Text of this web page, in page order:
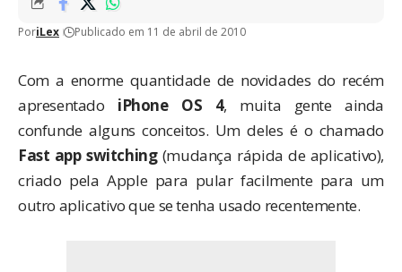
PoriLex Publicado em 11 de abril de 2010
Com a enorme quantidade de novidades do recém
apresentado iPhone OS 4, muita gente ainda
confunde alguns conceitos. Um deles é o chamado
Fast app switching(mudança rápida de aplicativo),
criado pela Apple para pular facilmente para um
outro aplicativo que se tenha usado recentemente.